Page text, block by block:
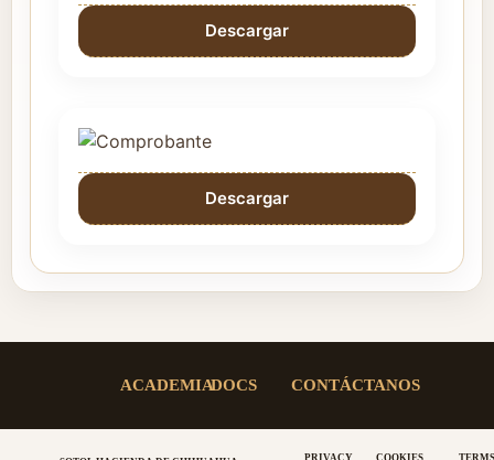
Descargar
Descargar
ACADEMIADOCS CONTÁCTANOS
PRIVACY COOKIES